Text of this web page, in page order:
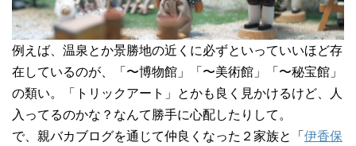
例えば、温泉とか景勝地の近くに必ずといっていいほど存
在しているのが、「〜博物館」「〜美術館」「〜秘宝館」
の類い。「トリックアート」とかも良く見かけるけど、人
入ってるのかな？なんて勝手に心配したりして。
で、親バカブログを通じて仲良くなった２家族と「 伊香保